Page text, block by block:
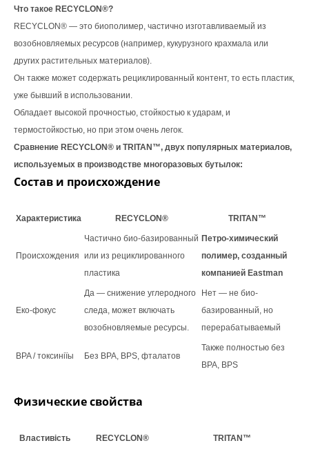
Что такое RECYCLON®?
RECYCLON® — это биополимер, частично изготавливаемый из
возобновляемых ресурсов (например, кукурузного крахмала или
других растительных материалов).
Он также может содержать рециклированный контент, то есть пластик,
уже бывший в использовании.
Обладает высокой прочностью, стойкостью к ударам, и
термостойкостью, но при этом очень легок.
Сравнение RECYCLON® и TRITAN™, двух популярных материалов,
используемых в производстве многоразовых бутылок:
Состав и происхождение
Характеристика RECYCLON® TRITAN™
Происхождения
Частично био-базированный
или из рециклированного
пластика
Петро-химический
полимер, созданный
компанией Eastman
Еко-фокус
Да — снижение углеродного
следа, может включать
возобновляемые ресурсы.
Нет — не био-
базированный, но
перерабатываемый
BPA / токсиніїы Без BPA, BPS, фталатов
Также полностью без
BPA, BPS
Физические свойства
Властивість RECYCLON® TRITAN™